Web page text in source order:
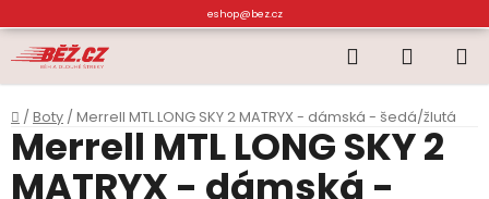
na
obsah
eshop@bez.cz
Hledat
KOŠÍK
Domů
/ Boty / Merrell MTL LONG SKY 2 MATRYX - dámská - šedá/žlutá
Merrell MTL LONG SKY 2
MATRYX - dámská -